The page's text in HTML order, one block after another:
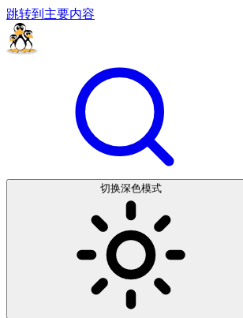
跳转到主要内容
切换深色模式